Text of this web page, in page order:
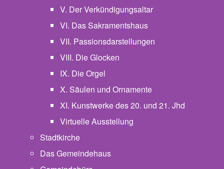
V. Der Verkündigungsaltar
VI. Das Sakramentshaus
VII. Passionsdarstellungen
VIII. Die Glocken
IX. Die Orgel
X. Säulen und Ornamente
XI. Kunstwerke des 20. und 21. Jhd
Virtuelle Ausstellung
Stadtkirche
Das Gemeindehaus